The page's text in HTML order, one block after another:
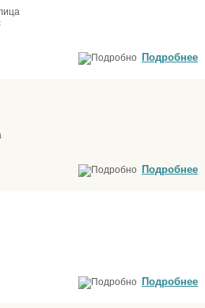
Подробнее
Подробнее
Подробнее